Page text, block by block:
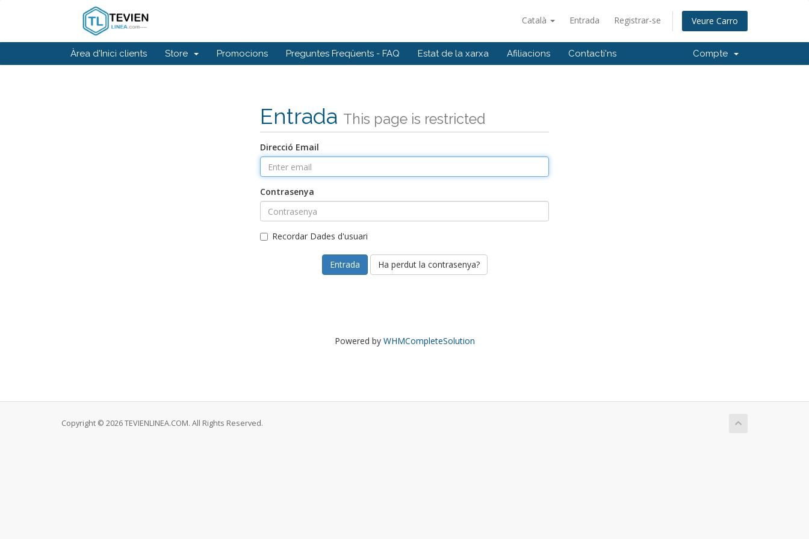
Català Entrada Registrar-se Veure Carro
Àrea d'Inici clients Store Promocions Preguntes Freqüents - FAQ Estat de la xarxa Afiliacions Contacti'ns Compte
Entrada This page is restricted
Direcció Email
Contrasenya
Recordar Dades d'usuari
Ha perdut la contrasenya?
Powered by WHMCompleteSolution
Copyright © 2026 TEVIENLINEA.COM. All Rights Reserved.